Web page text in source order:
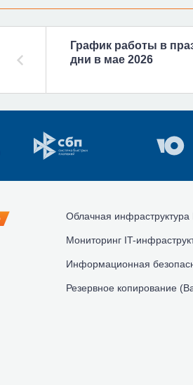
График работы в
дни в мае 2026
Облачная инфраструктура
Мониторинг IT-
Информационная
Резервное копирование